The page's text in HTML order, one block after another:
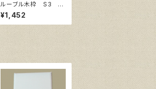
ルーブル木枠 S3 サ
イズ273㎜×273㎜
¥1,452